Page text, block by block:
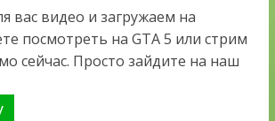
вас видео и загружаем на
посмотреть на GTA 5 или стрим
сейчас. Просто зайдите на наш